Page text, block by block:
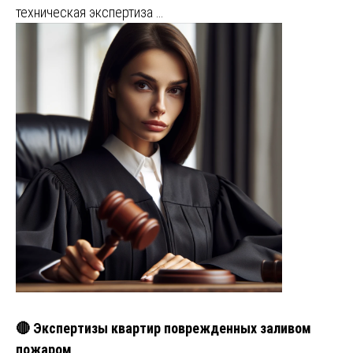
техническая экспертиза …
🔴 Экспертизы квартир поврежденных заливом
пожаром